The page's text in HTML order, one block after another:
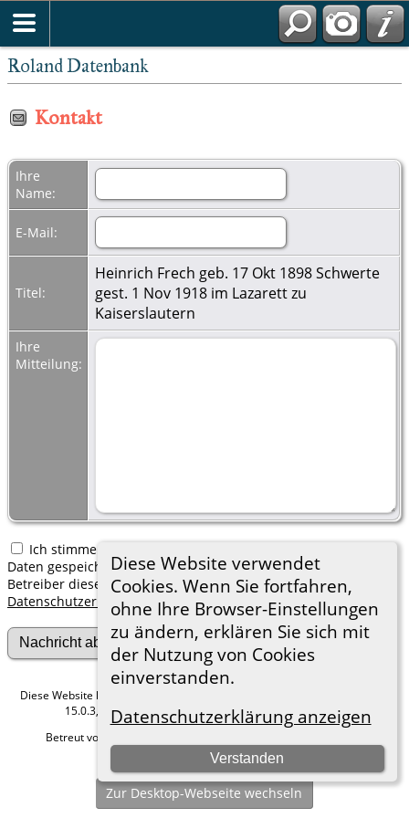
Roland Datenbank
Diese Website verwendet
Cookies. Wenn Sie fortfahren,
ohne Ihre Browser-Einstellungen
zu ändern, erklären Sie sich mit
der Nutzung von Cookies
einverstanden.
Datenschutzerklärung anzeigen
Verstanden
Kontakt
Ihre
Name:
E-Mail:
Titel:
Heinrich Frech geb. 17 Okt 1898 Schwerte
gest. 1 Nov 1918 im Lazarett zu
Kaiserslautern
Ihre
Mitteilung:
Ich stimme zu, dass meine hier erfassten persönlichen
Daten gespeichert werden. Ich verstehe, dass ich jederzeit den
Betreiber dieser Website bitten kann, diese Daten zu löschen.
Datenschutzerklärung
Diese Website läuft mit
15.0.3, programmiert von Darrin Lythgoe © 2001-2026.
Betreut von
Hier geht es zum Impressum
Zur Desktop-Webseite wechseln